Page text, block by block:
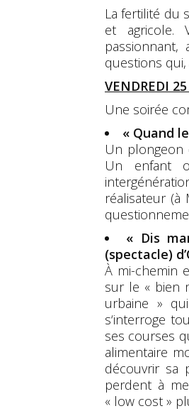
La fertilité du
et agricole.
questions
VENDREDI
Une soirée
« Quand
Un plongeon
Un enfant
réalisateur
« Dis
(spectacle)
À mi-chemin
sur le « bien
urbaine »
s‘interroge
ses courses
alimentaire
découvrir sa
perdent à
« low cost »